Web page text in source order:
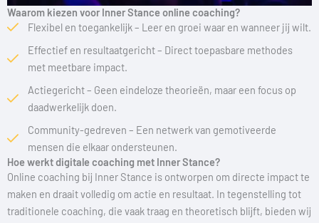
Waarom kiezen voor Inner Stance online coaching?
Flexibel en toegankelijk – Leer en groei waar en wanneer jij wilt.
Effectief en resultaatgericht – Direct toepasbare methodes
met meetbare impact.
Actiegericht – Geen eindeloze theorieën, maar een focus op
daadwerkelijk doen.
Community-gedreven – Een netwerk van gemotiveerde
mensen die elkaar ondersteunen.
Hoe werkt digitale coaching met Inner Stance?
Online coaching bij Inner Stance is ontworpen om directe impact te
maken en draait volledig om actie en resultaat. In tegenstelling tot
traditionele coaching, die vaak traag en theoretisch blijft, bieden wij